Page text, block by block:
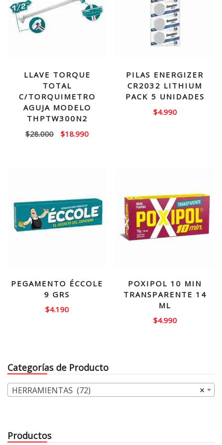
LLAVE TORQUE
TOTAL
C/TORQUIMETRO
AGUJA MODELO
THPTW300N2
$28.000
El
$18.990El
PILAS ENERGIZER
CR2032 LITHIUM
PACK 5 UNIDADES
$4.990
PEGAMENTO ÉCCOLE
9 GRS
$4.190
POXIPOL 10 MIN
TRANSPARENTE 14
ML
$4.990
Categorías de Producto
×
HERRAMIENTAS (72)
Productos